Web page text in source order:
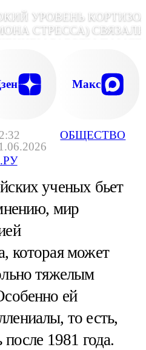
ОБЩЕСТВО
УРОВЕНЬ
СТРЕССА)
Макс
ученых бьет
мир
которая может
тяжелым
ей
то есть,
после 1981 года.